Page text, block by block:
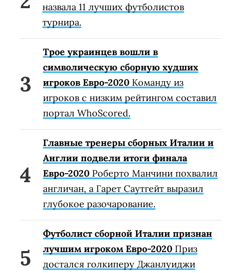
назвала 11 лучших футболистов
турнира.
Трое украинцев вошли в
символическую сборную худших
игроков Евро-2020 Команду из
игроков с низким рейтингом составил
портал WhoScored.
Главные тренеры сборных Италии и
Англии подвели итоги финала
Евро-2020 Роберто Манчини похвалил
англичан, а Гарет Саутгейт выразил
глубокое разочарование.
Футболист сборной Италии признан
лучшим игроком Евро-2020 Приз
достался голкиперу Джанлуиджи